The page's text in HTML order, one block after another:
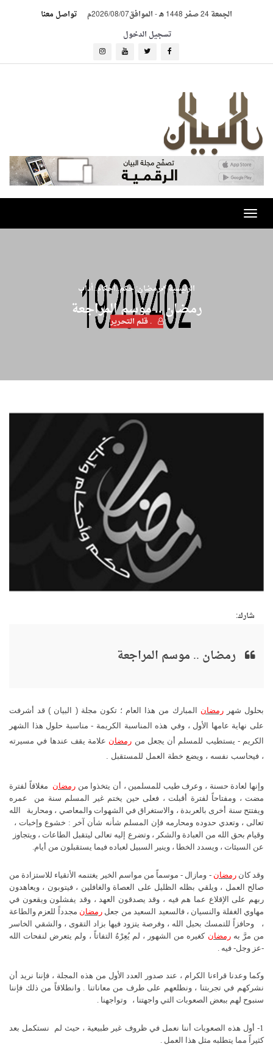
الجمعة 24 صفر 1448 هـ -الموافق2026/08/07م
تواصل معنا
تسجيل الدخول
Toggle
navigation
الرئيسية رمضان: حكم..أحكام..أداب
رمضان .. موسم المراجعة
. قـلـم الـتحـرير
شارك:
رمضان .. موسم المراجعة
بحلول شهررمضان المبارك من هذا العام ؛ تكون مجلة ( البيان ) قد أشرفت
على نهاية عامها الأول ، وفي هذه المناسبة الكريمة - مناسبة حلول هذا الشهر
الكريم - يستطيب للمسلم أن يجعل من رمضان علامة يقف عندها في مسيرته
، فيحاسب نفسه ، ويضع خطة العمل للمستقبل .
وإنها لعادة حسنة ، وعرف طيب للمسلمين ، أن يتخذوا منرمضان مغلاقاً لفترة
مضت ، ومفتاحاً لفترة أقبلت ، فعلى حين يختم غير المسلم سنة من
عمره
ويفتتح سنة أخرى بالعربدة ، والاستغراق في الشهوات والمعاصي ، ومحاربة
الله
تعالى ، وتعدي حدوده ومحارمه فإن المسلم شأنه شأن آخر : خشوع وإخبات ،
وقيام بحق الله من العبادة والشكر ، وتضرع إليه تعالى ليتقبل الطاعات ، ويتجاوز
عن السيئات ، ويسدد الخطا ، وينير السبيل لعباده فيما يستقبلون من أيام.
وقد كانرمضان - ومازال - موسماً من مواسم الخير يغتنمه الأتقياء للاستزادة من
صالح العمل ، ويلقي بظله الظليل على العصاة والغافلين ، فيتوبون ، ويعاهدون
ربهم على الإقلاع عما هم فيه ، وقد يصدقون العهد ، وقد يفشلون ويقعون في
مهاوي الغفلة والنسيان ، فالسعيد السعيد من جعل رمضان مجدداً للعزم والطاعة
،
وحافزاً للتمسك بحبل الله ، وفرصة يتزود فيها بزاد التقوى ، والشقي الخاسر
من مرَّ بهرمضان كغيره من الشهور ، لم يُعِرْهُ التفاتاً ، ولم يتعرض لنفحات الله
-عز وجل- فيه .
وكما وعدنا قراءنا الكرام ، عند صدور العدد الأول من هذه المجلة ، فإننا نريد أن
نشركهم في تجربتنا ، ونطلعهم على طرف من معاناتنا . وانطلاقاً من ذلك فإننا
سنبوح لهم ببعض الصعوبات التي واجهتنا ،
وتواجهنا .
1- أول هذه الصعوبات أننا نعمل في ظروف غير طبيعية ، حيث لم
نستكمل بعد
كثيراً مما يتطلبه مثل هذا العمل .